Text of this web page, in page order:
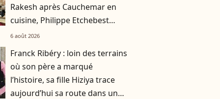
Rakesh après Cauchemar en
cuisine, Philippe Etchebest
pensait les avoir sauvés
6 août 2026
Franck Ribéry : loin des terrains
où son père a marqué
l’histoire, sa fille Hiziya trace
aujourd’hui sa route dans un